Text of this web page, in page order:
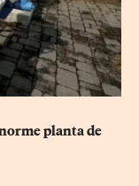
planta de